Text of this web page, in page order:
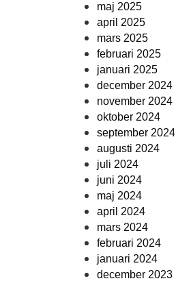
maj 2025
april 2025
mars 2025
februari 2025
januari 2025
december 2024
november 2024
oktober 2024
september 2024
augusti 2024
juli 2024
juni 2024
maj 2024
april 2024
mars 2024
februari 2024
januari 2024
december 2023